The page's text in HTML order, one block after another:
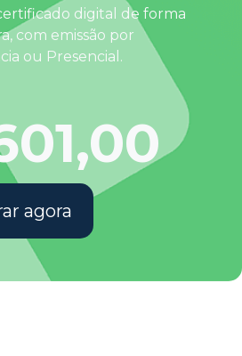
digital de forma
com emissão por
ou Presencial.
agora